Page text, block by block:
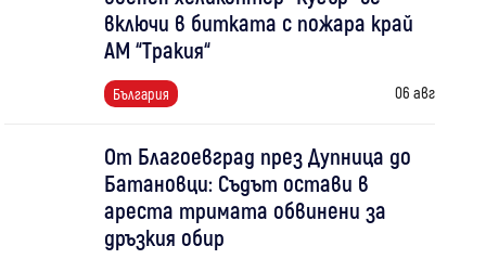
включи в битката с пожара край
АМ “Тракия“
България 06 авг
От Благоевград през Дупница до
Батановци: Съдът остави в
ареста тримата обвинени за
дръзкия обир